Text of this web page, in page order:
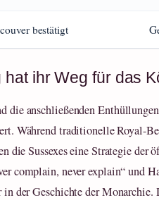
bestätigt
ihr Weg für das
die anschließenden
Während traditionelle Royal-
die Sussexes eine Strategie der
complain, never explain“ und
der Geschichte der